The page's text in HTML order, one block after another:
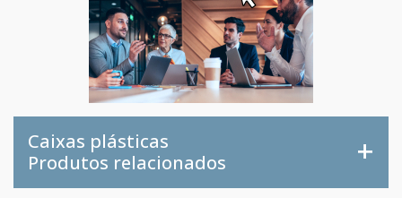
Caixas plásticas
Produtos relacionados